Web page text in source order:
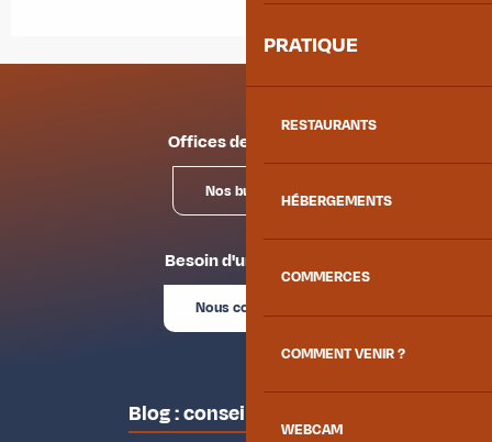
PRATIQUE
RESTAURANTS
HÉBERGEMENTS
COMMERCES
COMMENT VENIR ?
WEBCAM
Offices de tourisme
Nos bureaux
Besoin d'un conseil ?
Nous contacter
Blog : conseils des locaux